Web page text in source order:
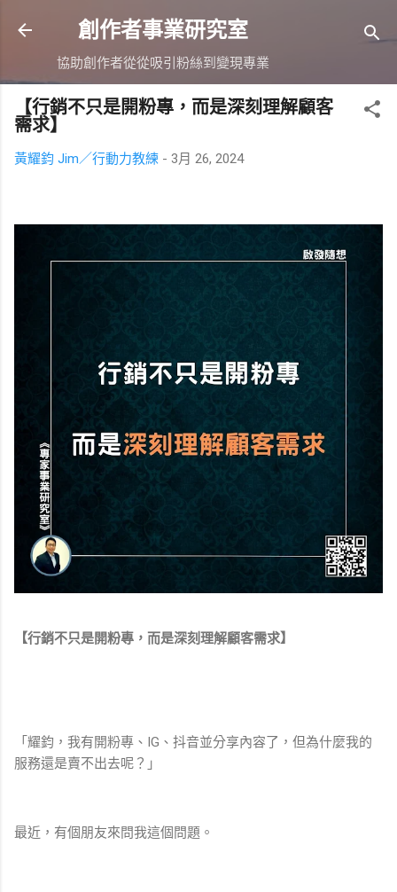
跳到主要內容
創作者事業研究室
協助創作者從從吸引粉絲到變現專業
【行銷不只是開粉專，而是深刻理解顧客
需求】
黃耀鈞 Jim／行動力教練 - 3月 26, 2024
【行銷不只是開粉專，而是深刻理解顧客需求】
「耀鈞，我有開粉專、IG、抖音並分享內容了，但為什麼我的
服務還是賣不出去呢？」
最近，有個朋友來問我這個問題。